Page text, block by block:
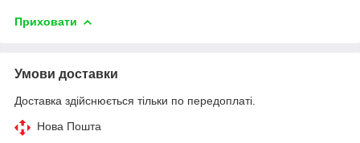
Приховати
Умови доставки
Доставка здійснюється тільки по передоплаті.
Нова Пошта